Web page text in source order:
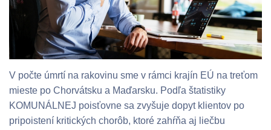
V počte úmrtí na rakovinu sme v rámci krajín EÚ na treťom
mieste po Chorvátsku a Maďarsku. Podľa štatistiky
KOMUNÁLNEJ poisťovne sa zvyšuje dopyt klientov po
pripoistení kritických chorôb, ktoré zahŕňa aj liečbu